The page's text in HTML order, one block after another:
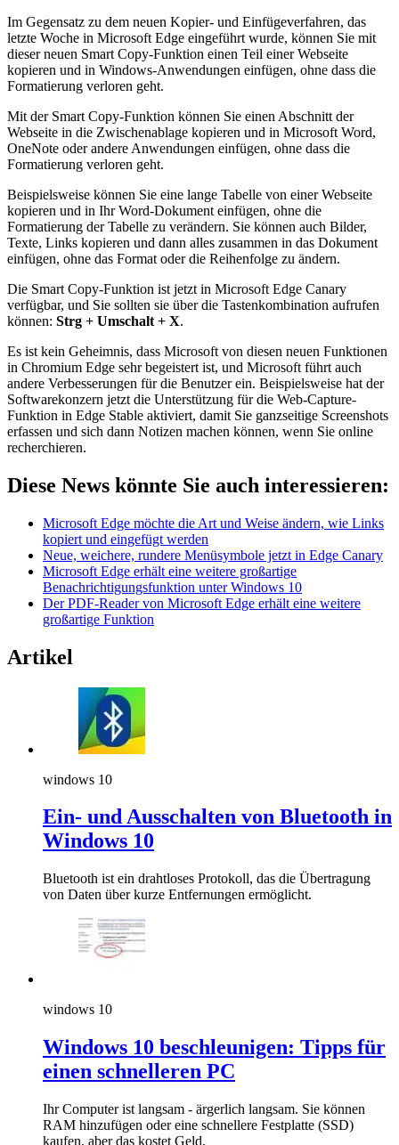
Im Gegensatz zu dem neuen Kopier- und Einfügeverfahren, das
letzte Woche in Microsoft Edge eingeführt wurde, können Sie mit
dieser neuen Smart Copy-Funktion einen Teil einer Webseite
kopieren und in Windows-Anwendungen einfügen, ohne dass die
Formatierung verloren geht.
Mit der Smart Copy-Funktion können Sie einen Abschnitt der
Webseite in die Zwischenablage kopieren und in Microsoft Word,
OneNote oder andere Anwendungen einfügen, ohne dass die
Formatierung verloren geht.
Beispielsweise können Sie eine lange Tabelle von einer Webseite
kopieren und in Ihr Word-Dokument einfügen, ohne die
Formatierung der Tabelle zu verändern. Sie können auch Bilder,
Texte, Links kopieren und dann alles zusammen in das Dokument
einfügen, ohne das Format oder die Reihenfolge zu ändern.
Die Smart Copy-Funktion ist jetzt in Microsoft Edge Canary
verfügbar, und Sie sollten sie über die Tastenkombination aufrufen
können: Strg + Umschalt + X.
Es ist kein Geheimnis, dass Microsoft von diesen neuen Funktionen
in Chromium Edge sehr begeistert ist, und Microsoft führt auch
andere Verbesserungen für die Benutzer ein. Beispielsweise hat der
Softwarekonzern jetzt die Unterstützung für die Web-Capture-
Funktion in Edge Stable aktiviert, damit Sie ganzseitige Screenshots
erfassen und sich dann Notizen machen können, wenn Sie online
recherchieren.
Diese News könnte Sie auch interessieren:
Microsoft Edge möchte die Art und Weise ändern, wie Links
kopiert und eingefügt werden
Neue, weichere, rundere Menüsymbole jetzt in Edge Canary
Microsoft Edge erhält eine weitere großartige
Benachrichtigungsfunktion unter Windows 10
Der PDF-Reader von Microsoft Edge erhält eine weitere
großartige Funktion
Artikel
windows 10
Ein- und Ausschalten von Bluetooth in
Windows 10
Bluetooth ist ein drahtloses Protokoll, das die Übertragung
von Daten über kurze Entfernungen ermöglicht.
windows 10
Windows 10 beschleunigen: Tipps für
einen schnelleren PC
Ihr Computer ist langsam - ärgerlich langsam. Sie können
RAM hinzufügen oder eine schnellere Festplatte (SSD)
kaufen, aber das kostet Geld.